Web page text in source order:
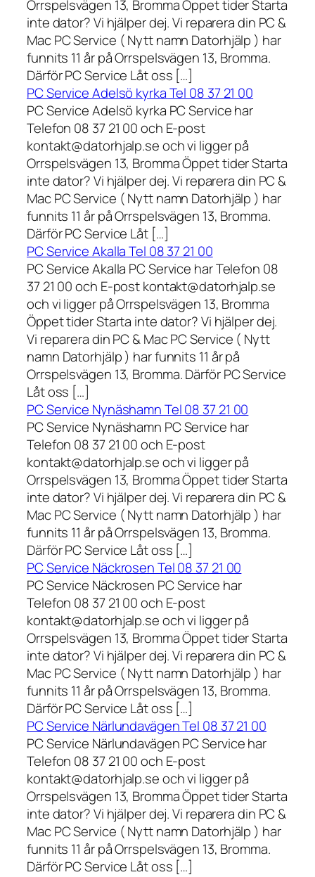
Orrspelsvägen 13, Bromma Öppet tider Starta
inte dator? Vi hjälper dej. Vi reparera din PC &
Mac PC Service ( Nytt namn Datorhjälp ) har
funnits 11 år på Orrspelsvägen 13, Bromma.
Därför PC Service Låt oss […]
PC Service Adelsö kyrka Tel 08 37 21 00
PC Service Adelsö kyrka PC Service har
Telefon 08 37 21 00 och E-post
kontakt@datorhjalp.se och vi ligger på
Orrspelsvägen 13, Bromma Öppet tider Starta
inte dator? Vi hjälper dej. Vi reparera din PC &
Mac PC Service ( Nytt namn Datorhjälp ) har
funnits 11 år på Orrspelsvägen 13, Bromma.
Därför PC Service Låt […]
PC Service Akalla Tel 08 37 21 00
PC Service Akalla PC Service har Telefon 08
37 21 00 och E-post kontakt@datorhjalp.se
och vi ligger på Orrspelsvägen 13, Bromma
Öppet tider Starta inte dator? Vi hjälper dej.
Vi reparera din PC & Mac PC Service ( Nytt
namn Datorhjälp ) har funnits 11 år på
Orrspelsvägen 13, Bromma. Därför PC Service
Låt oss […]
PC Service Nynäshamn Tel 08 37 21 00
PC Service Nynäshamn PC Service har
Telefon 08 37 21 00 och E-post
kontakt@datorhjalp.se och vi ligger på
Orrspelsvägen 13, Bromma Öppet tider Starta
inte dator? Vi hjälper dej. Vi reparera din PC &
Mac PC Service ( Nytt namn Datorhjälp ) har
funnits 11 år på Orrspelsvägen 13, Bromma.
Därför PC Service Låt oss […]
PC Service Näckrosen Tel 08 37 21 00
PC Service Näckrosen PC Service har
Telefon 08 37 21 00 och E-post
kontakt@datorhjalp.se och vi ligger på
Orrspelsvägen 13, Bromma Öppet tider Starta
inte dator? Vi hjälper dej. Vi reparera din PC &
Mac PC Service ( Nytt namn Datorhjälp ) har
funnits 11 år på Orrspelsvägen 13, Bromma.
Därför PC Service Låt oss […]
PC Service Närlundavägen Tel 08 37 21 00
PC Service Närlundavägen PC Service har
Telefon 08 37 21 00 och E-post
kontakt@datorhjalp.se och vi ligger på
Orrspelsvägen 13, Bromma Öppet tider Starta
inte dator? Vi hjälper dej. Vi reparera din PC &
Mac PC Service ( Nytt namn Datorhjälp ) har
funnits 11 år på Orrspelsvägen 13, Bromma.
Därför PC Service Låt oss […]